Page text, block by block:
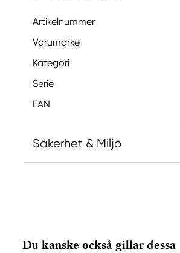
Artikelnummer
Varumärke
Kategori
Serie
EAN
Säkerhet & Miljö
65205 Wiesbaden, Germany
Du kanske också gillar dessa